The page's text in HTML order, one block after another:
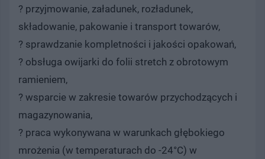
? przyjmowanie, załadunek, rozładunek,
składowanie, pakowanie i transport towarów,
? sprawdzanie kompletności i jakości opakowań,
? obsługa owijarki do folii stretch z obrotowym
ramieniem,
? wsparcie w zakresie towarów przychodzących i
magazynowania,
? praca wykonywana w warunkach głębokiego
mrożenia (w temperaturach do -24°C) w